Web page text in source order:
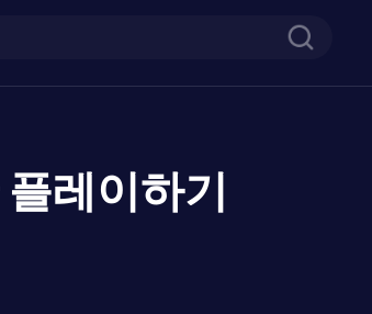
플레이하기